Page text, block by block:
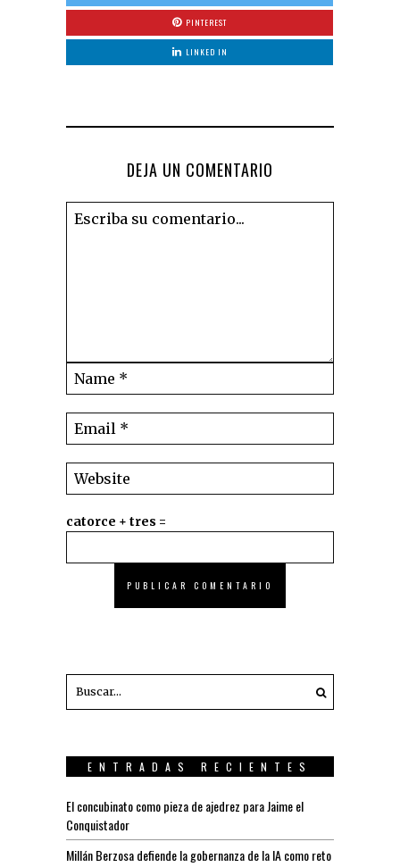
PINTEREST
LINKED IN
DEJA UN COMENTARIO
catorce + tres =
ENTRADAS RECIENTES
El concubinato como pieza de ajedrez para Jaime el
Conquistador
Millán Berzosa defiende la gobernanza de la IA como reto